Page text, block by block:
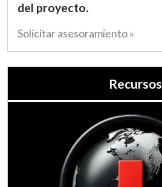
del proyecto.
Solicitar asesoramiento »
Recursos